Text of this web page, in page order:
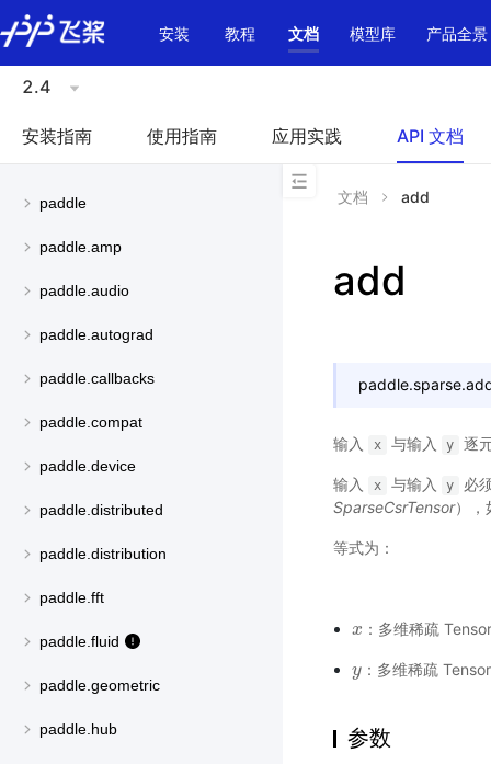
\u200E
安装
教程 文档 模型库 产品全景
2.4
安装指南 使用指南 应用实践 API 文档
paddle
paddle.amp
paddle.audio
paddle.autograd
paddle.callbacks
paddle.compat
paddle.device
paddle.distributed
paddle.distribution
paddle.fft
paddle.fluid
paddle.geometric
paddle.hub
文档 add
add
paddle.sparse.
输入 x 与输入 y 逐
输入 x 与输入 y
必
SparseCsrTensor），
等式为：
x
x ：多维稀疏
y
y ：多维稀疏
参数